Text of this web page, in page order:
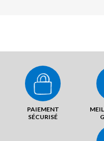
PAIEMENT
SÉCURISÉ